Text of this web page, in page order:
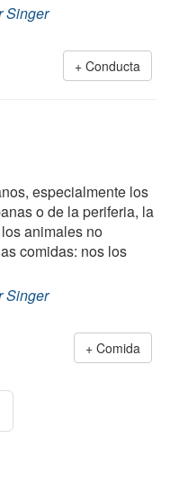
Singer
Conducta
especialmente los
o de la periferia, la
animales no
comidas: nos los
Singer
Comida